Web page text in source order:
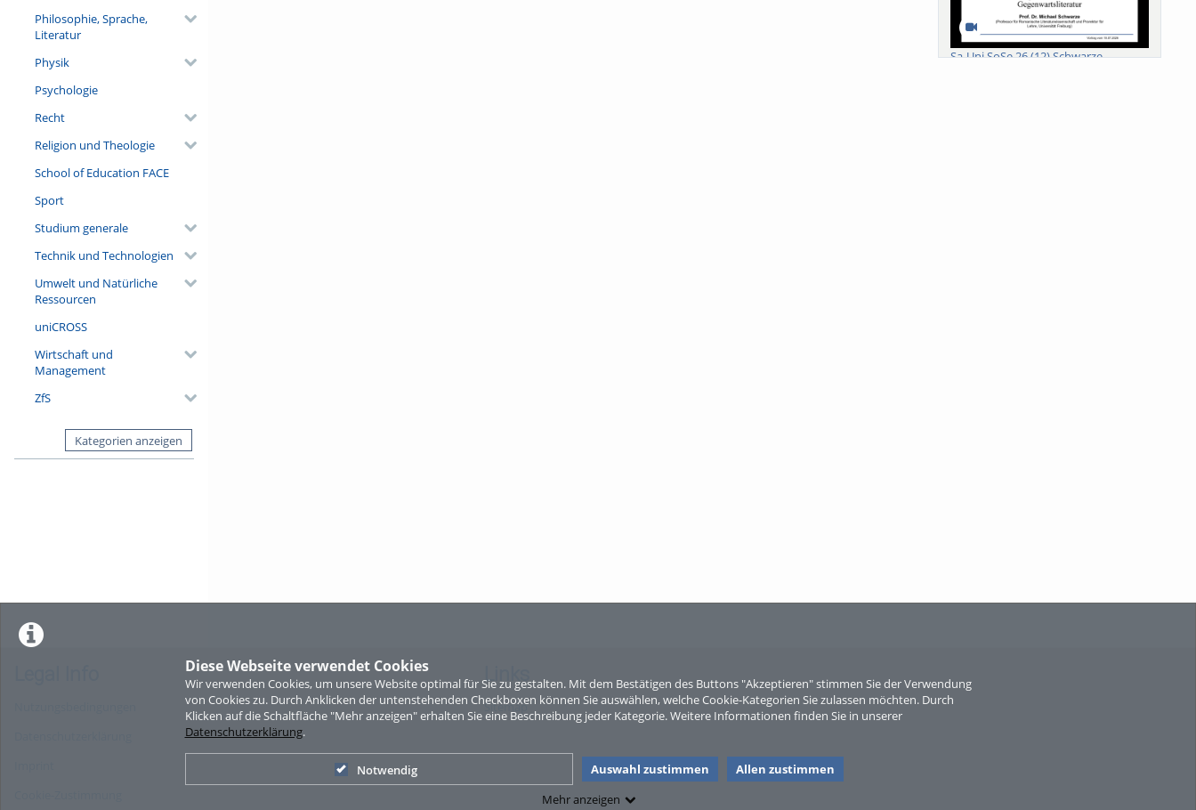
Diese Webseite verwendet Cookies
Wir verwenden Cookies, um unsere Website optimal für Sie zu gestalten. Mit dem Bestätigen des Buttons "Akzeptieren" stimmen Sie der Verwendung
von Cookies zu. Durch Anklicken der untenstehenden Checkboxen können Sie auswählen, welche Cookie-Kategorien Sie zulassen möchten. Durch
Klicken auf die Schaltfläche "Mehr anzeigen" erhalten Sie eine Beschreibung jeder Kategorie. Weitere Informationen finden Sie in unserer
Datenschutzerklärung.
Notwendig Auswahl zustimmen
Allen zustimmen
Mehr anzeigen
Philosophie, Sprache,
Literatur
Physik
Psychologie
Recht
Religion und Theologie
School of Education FACE
Sport
Studium generale
Technik und Technologien
Umwelt und Natürliche
Ressourcen
uniCROSS
Wirtschaft und
Management
ZfS
Kategorien anzeigen
Sa-Uni SoSe 26 (12) Schwarze
Sperber
Links
Sitemap